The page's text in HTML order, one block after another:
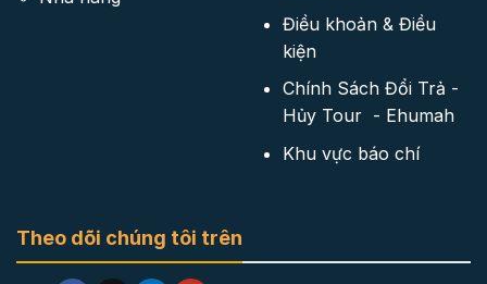
Điều khoản & Điều
kiện
Chính Sách Đổi Trả -
Hủy Tour - Ehumah
Khu vực báo chí
Theo dõi chúng tôi trên